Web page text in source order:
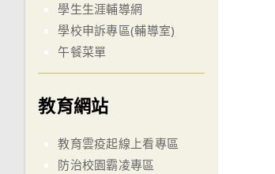
學生生涯輔導網
學校申訴專區(輔導室)
午餐菜單
教育網站
教育雲疫起線上看專區
防治校園霸凌專區